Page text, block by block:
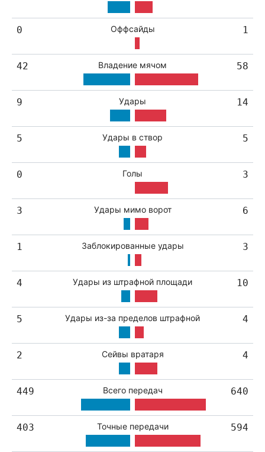
0 Оффсайды 1
42 Владение мячом 58
9 Удары 14
5 Удары в створ 5
0 Голы 3
3 Удары мимо ворот 6
1 Заблокированные удары 3
4 Удары из штрафной площади 10
5 Удары из-за пределов штрафной 4
2 Сейвы вратаря 4
449 Всего передач 640
403 Точные передачи 594